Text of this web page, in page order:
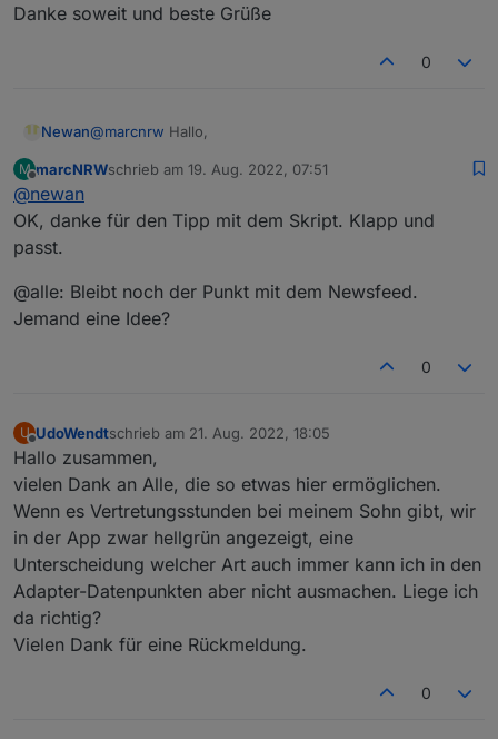
Danke soweit und beste Grüße
0
Newan@marcnrw Hallo,
ja die Objekte werden gelöscht, da nicht immer an allen
eine Auslesescript lösen der versucht alle Objekte am
M marcNRWschrieb am 19. Aug. 2022, 07:51
zuletzt editiert von
@newan
OK, danke für den Tipp mit dem Skript. Klapp und
passt.
@alle: Bleibt noch der Punkt mit dem Newsfeed.
Jemand eine Idee?
0
U
Offline
UdoWendtschrieb am 21. Aug. 2022, 18:05
zuletzt editiert von
Hallo zusammen,
vielen Dank an Alle, die so etwas hier ermöglichen.
Wenn es Vertretungsstunden bei meinem Sohn gibt, wir
in der App zwar hellgrün angezeigt, eine
Unterscheidung welcher Art auch immer kann ich in den
Adapter-Datenpunkten aber nicht ausmachen. Liege ich
da richtig?
Vielen Dank für eine Rückmeldung.
0